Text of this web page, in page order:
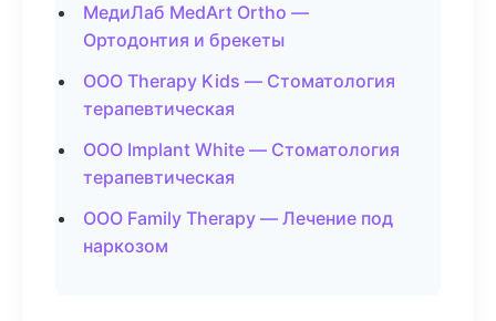
МедиЛаб MedArt Ortho —
Ортодонтия и брекеты
ООО Therapy Kids — Стоматология
терапевтическая
ООО Implant White — Стоматология
терапевтическая
ООО Family Therapy — Лечение под
наркозом